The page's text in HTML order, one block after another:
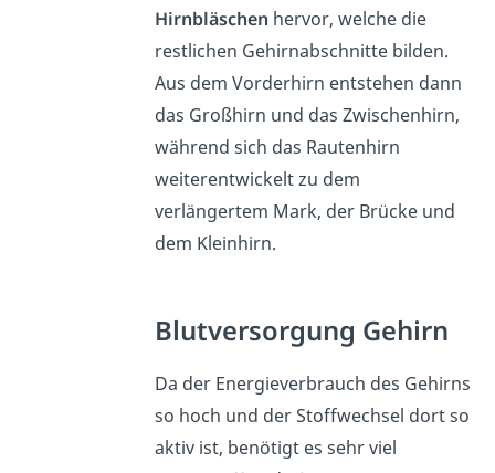
Hirnbläschen hervor, welche die
restlichen Gehirnabschnitte bilden.
Aus dem Vorderhirn entstehen dann
das Großhirn und das Zwischenhirn,
während sich das Rautenhirn
weiterentwickelt zu dem
verlängertem Mark, der Brücke und
dem Kleinhirn.
Blutversorgung Gehirn
Da der Energieverbrauch des Gehirns
so hoch und der Stoffwechsel dort so
aktiv ist, benötigt es sehr viel